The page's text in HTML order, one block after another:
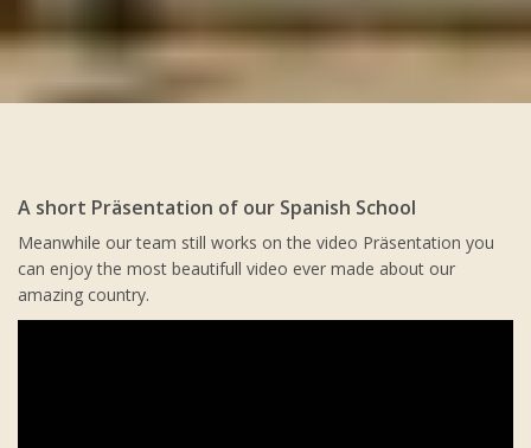
A short Präsentation of our Spanish School
Meanwhile our team still works on the video Präsentation you
can enjoy the most beautifull video ever made about our
amazing country.